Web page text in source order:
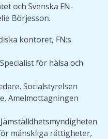
och Svenska FN-
Börjesson.
kontoret, FN:s
för hälsa och
Socialstyrelsen
Amelmottagningen
mänskliga rättigheter,